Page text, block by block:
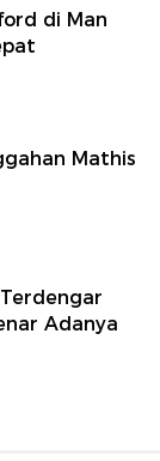
di Man
Mathis
Adanya